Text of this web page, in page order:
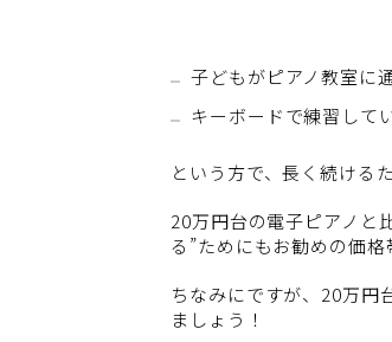
子どもがピアノ教室に
キーボードで練習して
という方で、長く続ける
20万円台の電子ピアノと
る”ためにもお勧めの価格
ちなみにですが、20万円
ましょう！